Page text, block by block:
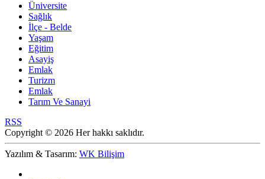
Üniversite
Sağlık
İlçe - Belde
Yaşam
Eğitim
Asayiş
Emlak
Turizm
Emlak
Tarım Ve Sanayi
RSS
Copyright © 2026 Her hakkı saklıdır.
Yazılım & Tasarım: WK Bilişim